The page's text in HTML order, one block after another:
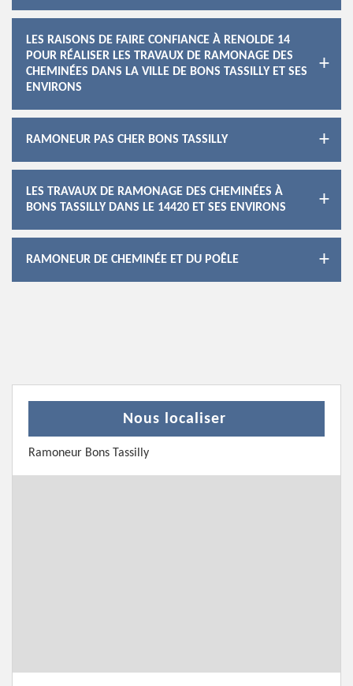
LES RAISONS DE FAIRE CONFIANCE À RENOLDE 14
POUR RÉALISER LES TRAVAUX DE RAMONAGE DES
CHEMINÉES DANS LA VILLE DE BONS TASSILLY ET SES
ENVIRONS
RAMONEUR PAS CHER BONS TASSILLY
LES TRAVAUX DE RAMONAGE DES CHEMINÉES À
BONS TASSILLY DANS LE 14420 ET SES ENVIRONS
RAMONEUR DE CHEMINÉE ET DU POÊLE
Nous localiser
Ramoneur Bons Tassilly